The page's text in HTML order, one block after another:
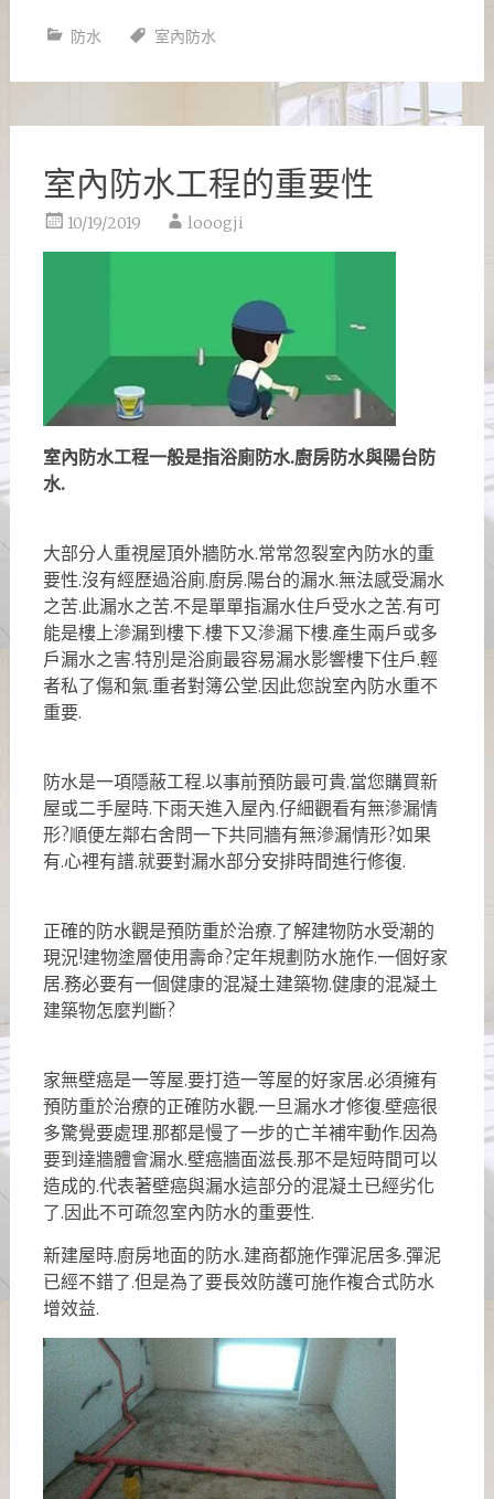
享
防水 室內防水
室內防水工程的重要性
10/19/2019 looogji
室內防水工程一般是指浴廁防水.廚房防水與陽台防
水.
大部分人重視屋頂外牆防水.常常忽裂室內防水的重
要性.沒有經歷過浴廁.廚房.陽台的漏水.無法感受漏水
之苦.此漏水之苦.不是單單指漏水住戶受水之苦.有可
能是樓上滲漏到樓下.樓下又滲漏下樓.產生兩戶或多
戶漏水之害.特別是浴廁最容易漏水影響樓下住戶.輕
者私了傷和氣.重者對簿公堂.因此您說室內防水重不
重要.
防水是一項隱蔽工程.以事前預防最可貴.當您購買新
屋或二手屋時.下雨天進入屋內.仔細觀看有無滲漏情
形?順便左鄰右舍問一下共同牆有無滲漏情形?如果
有.心裡有譜.就要對漏水部分安排時間進行修復.
正確的防水觀是預防重於治療.了解建物防水受潮的
現況!建物塗層使用壽命?定年規劃防水施作.一個好家
居.務必要有一個健康的混凝土建築物.健康的混凝土
建築物怎麼判斷?
家無壁癌是一等屋.要打造一等屋的好家居.必須擁有
預防重於治療的正確防水觀.一旦漏水才修復.壁癌很
多驚覺要處理.那都是慢了一步的亡羊補牢動作.因為
要到達牆體會漏水.壁癌牆面滋長.那不是短時間可以
造成的.代表著壁癌與漏水這部分的混凝土已經劣化
了.因此不可疏忽室內防水的重要性.
新建屋時.廚房地面的防水.建商都施作彈泥居多.彈泥
已經不錯了.但是為了要長效防護可施作複合式防水
增效益.